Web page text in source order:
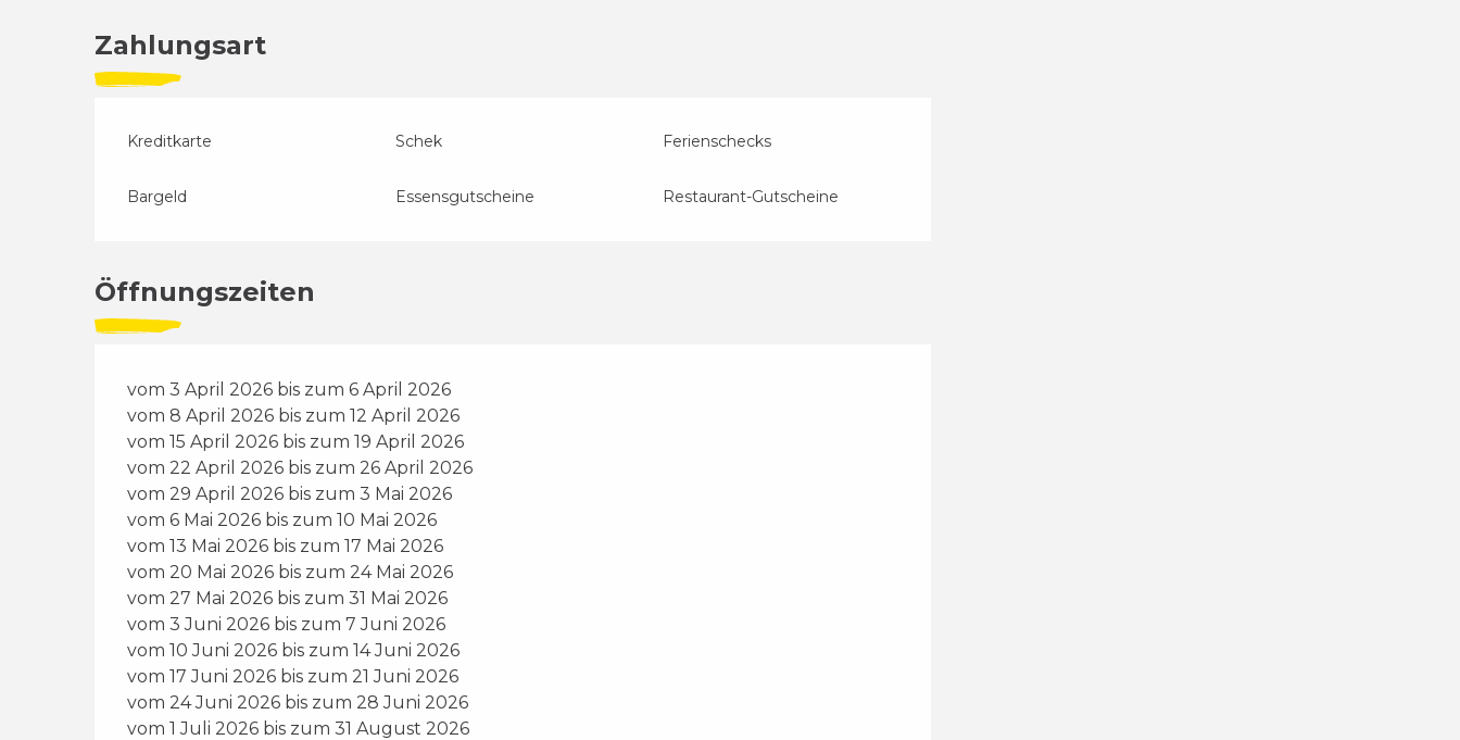
Zahlungsart
Kreditkarte Schek Ferienschecks
Bargeld Essensgutscheine Restaurant-Gutscheine
Öffnungszeiten
vom 3 April 2026 bis zum 6 April 2026
vom 8 April 2026 bis zum 12 April 2026
vom 15 April 2026 bis zum 19 April 2026
vom 22 April 2026 bis zum 26 April 2026
vom 29 April 2026 bis zum 3 Mai 2026
vom 6 Mai 2026 bis zum 10 Mai 2026
vom 13 Mai 2026 bis zum 17 Mai 2026
vom 20 Mai 2026 bis zum 24 Mai 2026
vom 27 Mai 2026 bis zum 31 Mai 2026
vom 3 Juni 2026 bis zum 7 Juni 2026
vom 10 Juni 2026 bis zum 14 Juni 2026
vom 17 Juni 2026 bis zum 21 Juni 2026
vom 24 Juni 2026 bis zum 28 Juni 2026
vom 1 Juli 2026 bis zum 31 August 2026